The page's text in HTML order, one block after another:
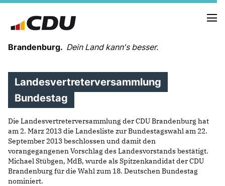
Brandenburg. Dein Land kann's besser.
MELDUNGEN
TERMINE
LANDESVORSTAND
LANDESGESCHÄFTSSTELLE
ORGANISATION
KREISVERBÄNDE
VEREINIGUNGEN UND SONDERORGANISATIONEN
Landesvertreterversammlung
Bundestag
Die Landesvertreterversammlung der CDU Brandenburg hat
am 2. März 2013 die Landesliste zur Bundestagswahl am 22.
September 2013 beschlossen und damit den
vorangegangenen Vorschlag des Landesvorstands bestätigt.
Michael Stübgen, MdB, wurde als Spitzenkandidat der CDU
Brandenburg für die Wahl zum 18. Deutschen Bundestag
nominiert.